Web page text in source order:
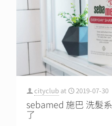
cityclub at 2019-07-30
sebamed 施巴 洗髮
了